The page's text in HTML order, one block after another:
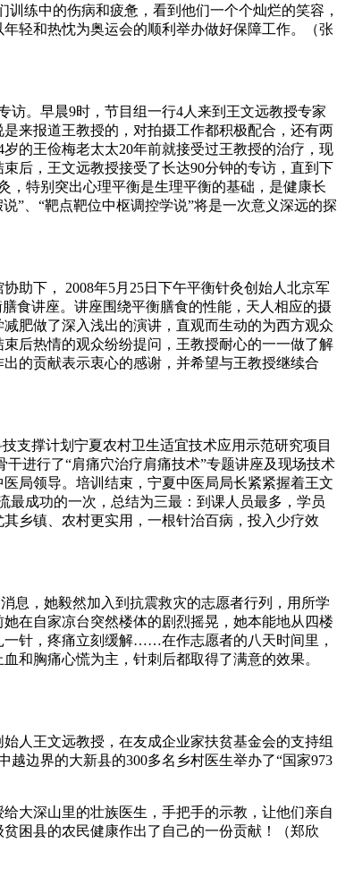
练中的伤病和疲惫，看到他们一个个灿烂的笑容，
轻和热忱为奥运会的顺利举办做好保障工作。（张
。早晨9时，节目组一行4人来到王文远教授专家
来报道王教授的，对拍摄工作都积极配合，还有两
的王俭梅老太太20年前就接受过王教授的治疗，现
后，王文远教授接受了长达90分钟的专访，直到下
，特别突出心理平衡是生理平衡的基础，是健康长
”、“靶点靶位中枢调控学说”将是一次意义深远的探
下， 2008年5月25日下午平衡针灸创始人北京军
食讲座。讲座围绕平衡膳食的性能，天人相应的摄
肥做了深入浅出的演讲，直观而生动的为西方观众
后热情的观众纷纷提问，王教授耐心的一一做了解
的贡献表示衷心的感谢，并希望与王教授继续合
撑计划宁夏农村卫生适宜技术应用示范研究项目
进行了“肩痛穴治疗肩痛技术”专题讲座及现场技术
局领导。培训结束，宁夏中医局局长紧紧握着王文
最成功的一次，总结为三最：到课人员最多，学员
乡镇、农村更实用，一根针治百病，投入少疗效
，她毅然加入到抗震救灾的志愿者行列，用所学
在自家凉台突然楼体的剧烈摇晃，她本能地从四楼
针，疼痛立刻缓解……在作志愿者的八天时间里，
和胸痛心慌为主，针刺后都取得了满意的效果。
王文远教授，在友成企业家扶贫基金会的支持组
边界的大新县的300多名乡村医生举办了“国家973
大深山里的壮族医生，手把手的示教，让他们亲自
困县的农民健康作出了自己的一份贡献！（郑欣